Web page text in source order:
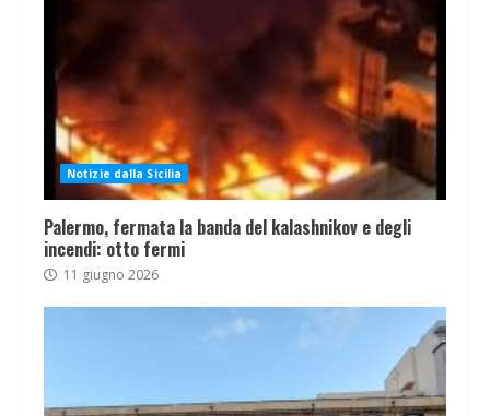
Notizie dalla Sicilia
Palermo, fermata la banda del kalashnikov e degli
incendi: otto fermi
11 giugno 2026